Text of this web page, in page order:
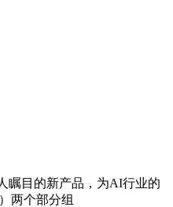
瞩目的新产品，为AI行业的
两个部分组